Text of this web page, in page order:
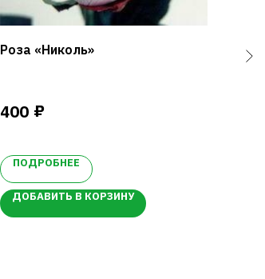
Роза «Николь»
400 ₽
ПОДРОБНЕЕ
ДОБАВИТЬ В КОРЗИНУ